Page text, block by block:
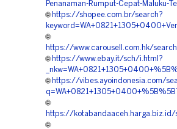
Penanaman-Rumput-Cepat-Maluku-
🌐 https://shopee.com.br/search?
🌐
https://www.carousell.com.hk/
🌐 https://www.ebay.it/sch/i.html?
🌐 https://vibes.ayoindonesia.com/
🌐
https://kotabandaaceh.harga.biz.id/
🌐